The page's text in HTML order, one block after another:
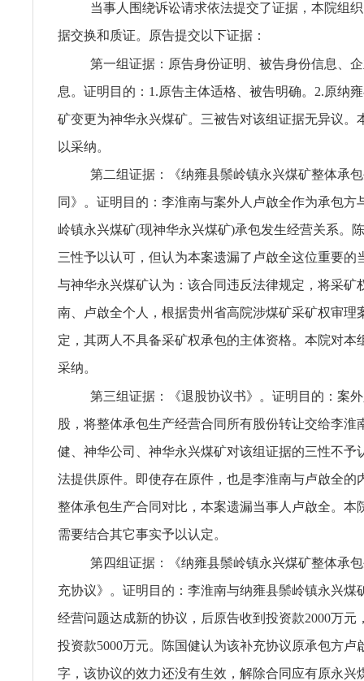
当事人围绕诉讼请求依法提交了证据，本院组
据交换和质证。原告提交以下证据：
第一组证据：原告身份证明、被告身份信息、
息。证明目的：1.原告主体适格、被告明确。2.原纳
矿变更为神华永兴煤矿。三被告对该组证据无异议。
以采纳。
第二组证据：《纳雍县鬃岭镇永兴煤矿整体承
同》。证明目的：李淮南与案外人卢啟全作为承包方
岭镇永兴煤矿(现神华永兴煤矿)承包发生经营关系。
三性予以认可，但认为本案遗漏了卢啟全这位重要的
与神华永兴煤矿认为：该合同违反法律规定，将采矿
南、卢啟全个人，根据贵州省高院涉煤矿采矿权审理
定，其两人不具备采矿权承包的主体资格。本院对本
采纳。
第三组证据：《退股协议书》。证明目的：案
股，将整体承包生产经营合同所有股份转让交给李淮
健、神华公司、神华永兴煤矿对该组证据的三性不予
法提供原件。即使存在原件，也是李淮南与卢啟全的
整体承包生产合同对比，本案遗漏当事人卢啟全。本
需要结合其它事实予以认定。
第四组证据：《纳雍县鬃岭镇永兴煤矿整体承
充协议》。证明目的：李淮南与纳雍县鬃岭镇永兴煤
经营问题达成新的协议，后原告收到投资款2000万元
投资款5000万元。陈国健认为该补充协议原承包方卢
字，该协议的效力还没有生效，解除合同应有原永兴